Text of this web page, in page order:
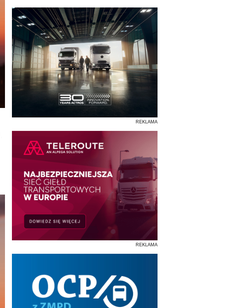
REKLAMA
REKLAMA